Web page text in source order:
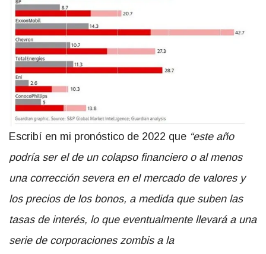
Escribí en mi pronóstico de 2022 que “este año
podría ser el de un colapso financiero o al menos
una corrección severa en el mercado de valores y
los precios de los bonos, a medida que suben las
tasas de interés, lo que eventualmente llevará a una
serie de corporaciones zombis a la